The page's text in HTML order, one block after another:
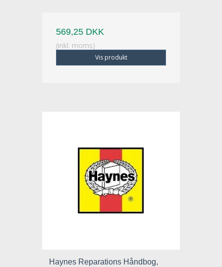
569,25 DKK
(inkl. moms)
Vis produkt
Haynes Reparations Håndbog,